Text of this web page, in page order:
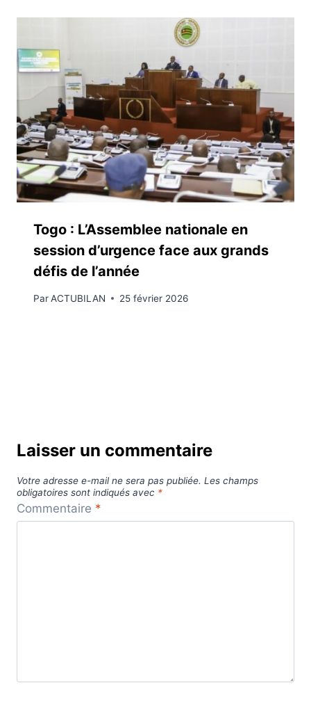
Togo : L’Assemblee nationale en
session d’urgence face aux grands
défis de l’année
ParACTUBILAN 25 février 2026
Laisser un commentaire
Votre adresse e-mail ne sera pas publiée. Les champs
obligatoires sont indiqués avec *
Commentaire *